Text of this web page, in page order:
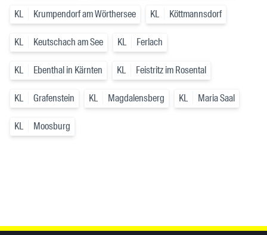
KL Krumpendorf am Wörthersee KL Köttmannsdorf
KL Keutschach am See KL Ferlach
KL Ebenthal in Kärnten KL Feistritz im Rosental
KL Grafenstein KL Magdalensberg KL Maria Saal
KL Moosburg